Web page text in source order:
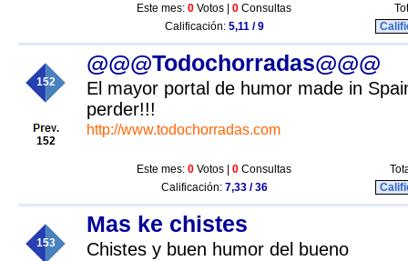
Este mes: 0 Votos | 0 Consultas
Calificación: 5,11 / 9
152
152
@@@Todochorradas@@@
El mayor portal de humor made in
perder!!!
http://www.todochorradas.com
Este mes: 0 Votos | 0 Consultas
Calificación: 7,33 / 36
153
Mas ke chistes
Chistes y buen humor del bueno